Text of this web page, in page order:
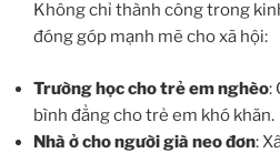
Không chỉ thành công trong
đóng góp mạnh mẽ cho xã hội:
Trường học cho trẻ em nghèo:
bình đẳng cho trẻ em khó khăn.
Nhà ở cho người già neo đơn: